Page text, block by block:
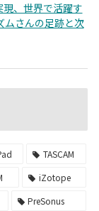
、世界で活躍す
ムさんの足跡と次
TASCAM
iZotope
PreSonus